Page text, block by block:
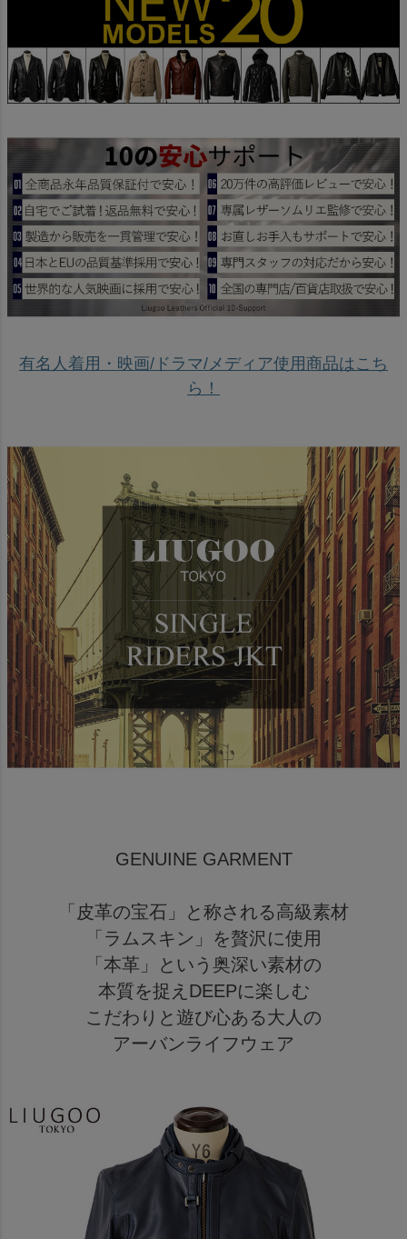
有名人着用・映画/ドラマ/メディア使用商品はこち
ら！
GENUINE GARMENT
「皮革の宝石」と称される高級素材
「ラムスキン」を贅沢に使用
「本革」という奥深い素材の
本質を捉えDEEPに楽しむ
こだわりと遊び心ある大人の
アーバンライフウェア